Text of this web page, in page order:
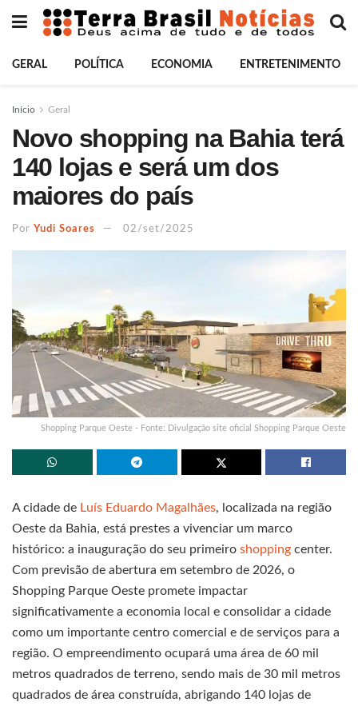
GERAL POLÍTICA ECONOMIA ENTRETENIMENTO
Início Geral
Novo shopping na Bahia terá
140 lojas e será um dos
maiores do país
Por Yudi Soares 02/set/2025
Shopping Parque Oeste - Fonte: Divulgação site oficial Shopping Parque Oeste
A cidade de Luís Eduardo Magalhães, localizada na região
Oeste da Bahia, está prestes a vivenciar um marco
histórico: a inauguração do seu primeiro shopping center.
Com previsão de abertura em setembro de 2026, o
Shopping Parque Oeste promete impactar
significativamente a economia local e consolidar a cidade
como um importante centro comercial e de serviços para a
região. O empreendimento ocupará uma área de 60 mil
metros quadrados de terreno, sendo mais de 30 mil metros
quadrados de área construída, abrigando 140 lojas de